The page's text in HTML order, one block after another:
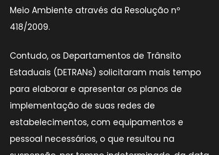
Meio Ambiente através da Resolução nº
418/2009.
Contudo, os Departamentos de Trânsito
Estaduais (DETRANs) solicitaram mais tempo
para elaborar e apresentar os planos de
implementação de suas redes de
estabelecimentos, com equipamentos e
pessoal necessários, o que resultou na